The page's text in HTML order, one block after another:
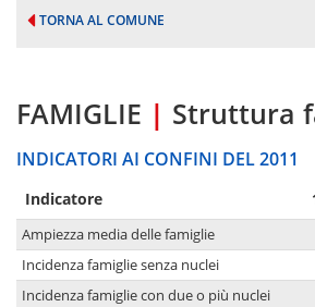
TORNA AL COMUNE
FAMIGLIE | Struttura
INDICATORI AI CONFINI DEL 2011
Indicatore
Ampiezza media delle famiglie
Incidenza famiglie senza nuclei
Incidenza famiglie con due o più nuclei